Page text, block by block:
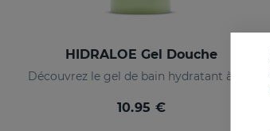
HIDRALOE Gel Douche
10.95 €